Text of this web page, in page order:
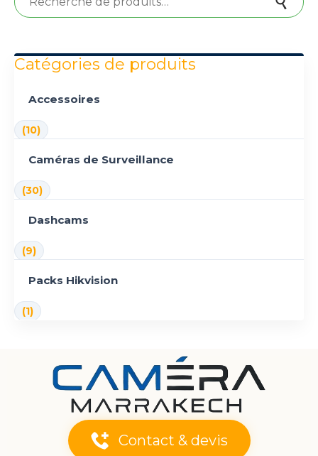
Catégories de produits
Accessoires
(10)
Caméras de Surveillance
(30)
Dashcams
(9)
Packs Hikvision
(1)
Contact & devis